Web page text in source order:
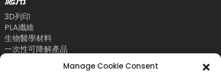
3D列印
PLA纖維
生物醫學材料
一次性可降解產品
Manage Cookie Consent